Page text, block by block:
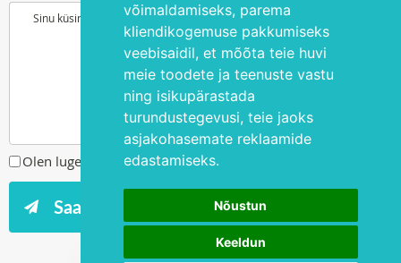
võimaldamiseks, parema
kliendikogemuse pakkumiseks
veebisaidil, et mõõta teie huvi
meie toodete ja teenuste vastu
ning isikupärastada
turundustegevusi, teie jaoks
asjakohasemate reklaamide
edastamiseks.
Nõustun
Keeldun
Sinu küsimus või soov
Olen lugenud ja nõustunprivaatsuspoliitikaga